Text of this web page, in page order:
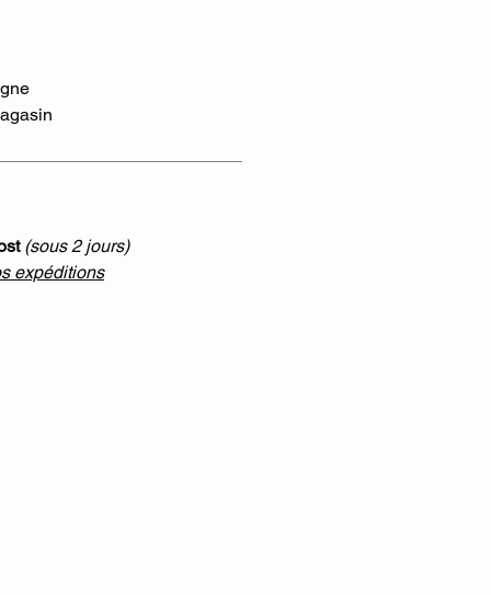
(sous 2 jours)
expéditions